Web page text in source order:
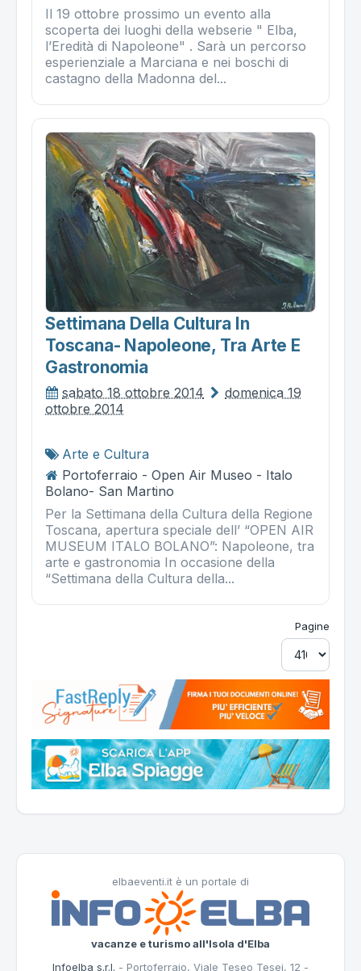
Il 19 ottobre prossimo un evento alla
scoperta dei luoghi della webserie " Elba,
l’Eredità di Napoleone" . Sarà un percorso
esperienziale a Marciana e nei boschi di
castagno della Madonna del...
Settimana Della Cultura In
Toscana- Napoleone, Tra Arte E
Gastronomia
sabato 18 ottobre 2014
domenica 19
ottobre 2014
Arte e Cultura
Portoferraio - Open Air Museo - Italo
Bolano- San Martino
Per la Settimana della Cultura della Regione
Toscana, apertura speciale dell’ “OPEN AIR
MUSEUM ITALO BOLANO”: Napoleone, tra
arte e gastronomia In occasione della
“Settimana della Cultura della...
Pagine
elbaeventi.it è un portale di
vacanze e turismo all'Isola d'Elba
Infoelba s.r.l. - Portoferraio, Viale Teseo Tesei, 12 -